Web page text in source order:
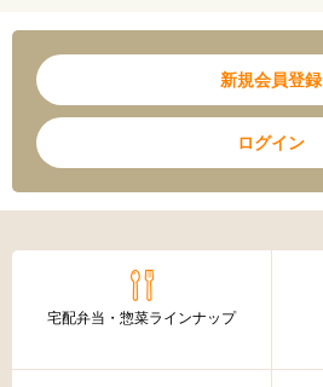
新規会員登録
ログイン
宅配弁当・惣菜ラインナップ